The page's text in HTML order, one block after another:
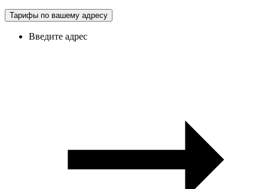
Тарифы по вашему адресу
Введите адрес